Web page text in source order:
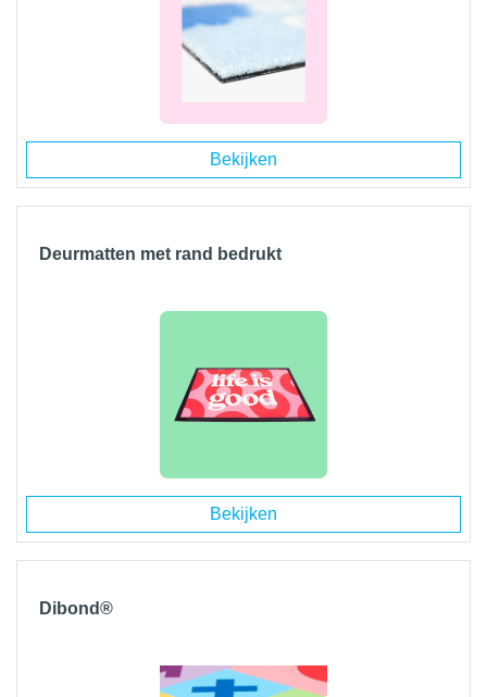
Bekijken
Deurmatten met rand bedrukt
Bekijken
Dibond®